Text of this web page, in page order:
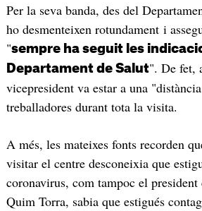
Per la seva banda, des del
ho desmenteixen rotundament i
"sempre ha seguit les
Departament de Salut". De fet,
vicepresident va estar a una
treballadores durant tota la visita.
A més, les mateixes fonts recorden
visitar el centre desconeixia que
coronavirus, com tampoc el
Quim Torra, sabia que estigués